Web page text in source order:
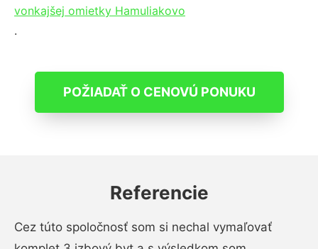
vonkajšej omietky Hamuliakovo
.
POŽIADAŤ O CENOVÚ PONUKU
Referencie
Cez túto spoločnosť som si nechal vymaľovať